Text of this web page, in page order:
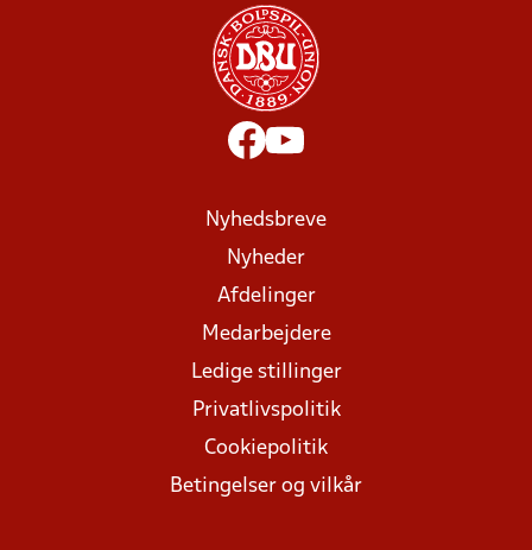
Nyhedsbreve
Nyheder
Afdelinger
Medarbejdere
Ledige stillinger
Privatlivspolitik
Cookiepolitik
Betingelser og vilkår